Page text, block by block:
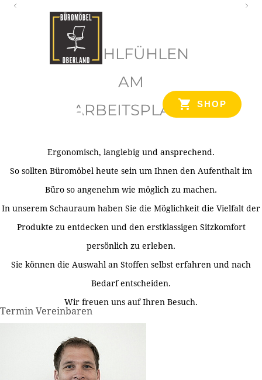
SHOP
WOHLFÜHLEN
AM
ARBEITSPLATZ
Ergonomisch, langlebig und ansprechend.
So sollten Büromöbel heute sein um Ihnen den Aufenthalt im
Büro so angenehm wie möglich zu machen.
In unserem Schauraum haben Sie die Möglichkeit die Vielfalt der
Produkte zu entdecken und den erstklassigen Sitzkomfort
persönlich zu erleben.
Sie können die Auswahl an Stoffen selbst erfahren und nach
Bedarf entscheiden.
Wir freuen uns auf Ihren Besuch.
Termin Vereinbaren